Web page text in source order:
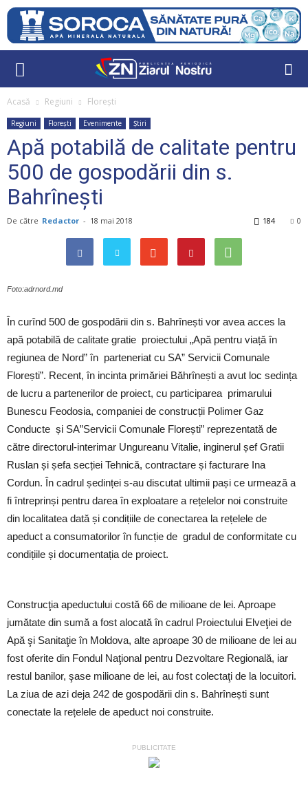
Acasă Regiuni Florești
Regiuni Florești Evenimente Știri
Apă potabilă de calitate pentru
500 de gospodării din s.
Bahrînești
De către Redactor - 18 mai 2018 0
184
Foto:adrnord.md
În curînd 500 de gospodării din s. Bahrînești vor avea acces la
apă potabilă de calitate gratie proiectului „Apă pentru viață în
regiunea de Nord” în parteneriat cu SA” Servicii Comunale
Florești”. Recent, în incinta primăriei Băhrînești a avut loc sedința
de lucru a partenerilor de proiect, cu participarea primarului
Bunescu Feodosia, companiei de construcții Polimer Gaz
Conducte și SA”Servicii Comunale Florești” reprezentată de
către directorul-interimar Ungureanu Vitalie, inginerul șef Gratii
Ruslan și șefa secției Tehnică, contractare și facturare Ina
Cordun. În cadrul ședinței s-au discutat ultimii pași ce urmează a
fi întreprinși pentru darea în exploatare a rețelelor noi construite
din localitatea dată și condițiile de conectarea la rețelele de
apeduct a consumatorilor în funcție de gradul de conformitate cu
condițiile și documentația de proiect.
Construcţia apeductului costă 66 de milioane de lei. Aproape
jumătate din sumă a fost alocată în cadrul Proiectului Elveţiei de
Apă şi Sanitaţie în Moldova, alte aproape 30 de milioane de lei au
fost oferite din Fondul Naţional pentru Dezvoltare Regională, iar
restul banilor, şase milioane de lei, au fost colectaţi de la locuitori.
La ziua de azi deja 242 de gospodării din s. Bahrînești sunt
conectate la rețelele de apeduct noi construite.
PUBLICITATE